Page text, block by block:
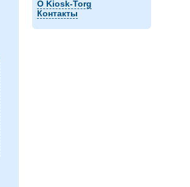
О Kiosk-Torg
Контакты